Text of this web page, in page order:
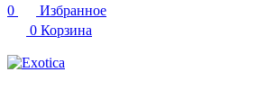
0
Избранное
0 Корзина